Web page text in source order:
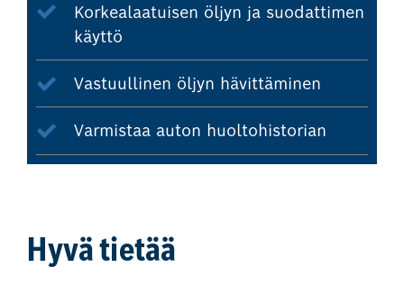
Korkealaatuisen öljyn ja suodattimen
käyttö
Vastuullinen öljyn hävittäminen
Varmistaa auton huoltohistorian
Hyvä tietää